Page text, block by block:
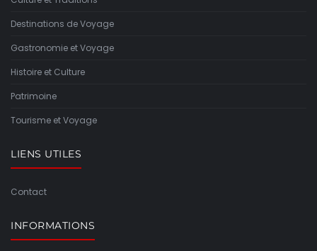
Destinations de Voyage
Gastronomie et Voyage
Histoire et Culture
Patrimoine
Tourisme et Voyage
LIENS UTILES
Contact
INFORMATIONS